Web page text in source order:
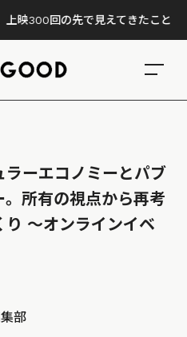
の先で見えてきたこと
ラーエコノミーとパブ
。所有の視点から再考
～オンラインイベ
部